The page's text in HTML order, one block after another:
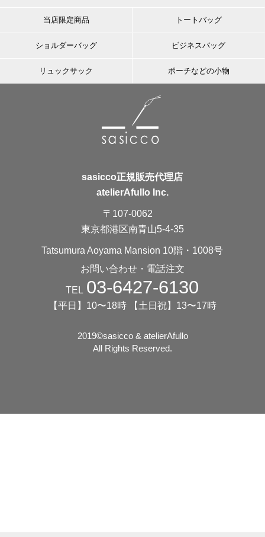
当店限定商品 トートバッグ
ショルダーバッグ ビジネスバッグ
リュックサック ポーチなどの小物
sasicco正規販売代理店
atelierAfullo Inc.
〒107-0062
東京都港区南青山5-4-35
Tatsumura Aoyama Mansion 10階・1008号
お問い合わせ・電話注文
TEL 03-6427-6130
【平日】10〜18時 【土日祝】13〜17時
2019©️sasicco & atelierAfullo
All Rights Reserved.